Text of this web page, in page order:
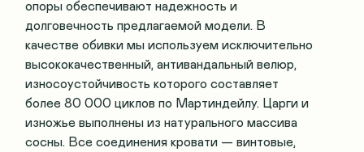
опоры обеспечивают надежность и
долговечность предлагаемой модели. В
качестве обивки мы используем исключительно
высококачественный, антивандальный велюр,
износоустойчивость которого составляет
более 80 000 циклов по Мартиндейлу. Царги и
изножье выполнены из натурального массива
сосны. Все соединения кровати — винтовые,